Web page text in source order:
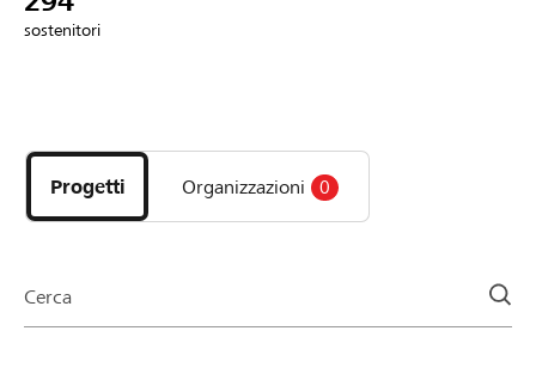
DE FR IT
sostenitori
i
progetti
e
della
Progetti Organizzazioni 0
Cerca